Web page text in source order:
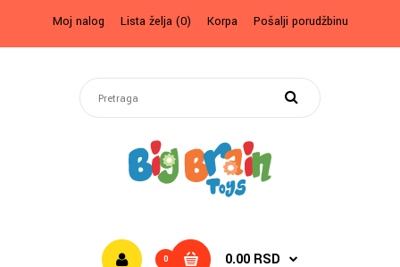
Moj nalog Lista želja (0) Korpa Pošalji porudžbinu
0 0.00 RSD